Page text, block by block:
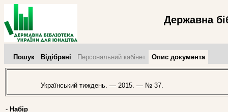
Державна
Пошук Відібрані Персональний кабінет Опис документа
Український тиждень. — 2015. — № 37.
- Набір